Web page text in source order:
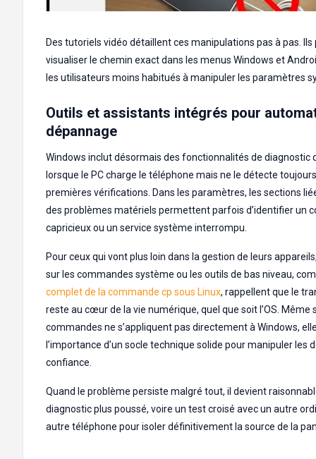
Des tutoriels vidéo détaillent ces manipulations pas à pas.
visualiser le chemin exact dans les menus Windows et
les utilisateurs moins habitués à manipuler les paramètres
Outils et assistants intégrés pour
dépannage
Windows inclut désormais des fonctionnalités de diagnostic
lorsque le PC charge le téléphone mais ne le détecte
premières vérifications. Dans les paramètres, les sections
des problèmes matériels permettent parfois d’identifier un
capricieux ou un service système interrompu.
Pour ceux qui vont plus loin dans la gestion de leurs
sur les commandes système ou les outils de bas niveau,
complet de la commande cp sous Linux, rappellent que le
reste au cœur de la vie numérique, quel que soit l’OS. Même
commandes ne s’appliquent pas directement à Windows,
l’importance d’un socle technique solide pour manipuler les
confiance.
Quand le problème persiste malgré tout, il devient
diagnostic plus poussé, voire un test croisé avec un autre
autre téléphone pour isoler définitivement la source de la